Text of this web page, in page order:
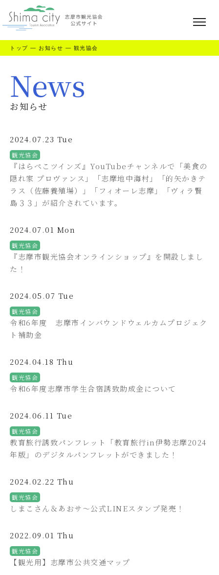
トップ — お知らせ — 観光協会
News
お知らせ
2024.07.23 Tue
観光協会
『はらぺこツインズ』YouTubeチャンネルで「美食の
隠れ家 プロヴァンス」「志摩地中海村」「的矢かきテ
ラス（佐藤養殖場）」「フィオーレ志摩」「ヴィラ賢
島３３」が紹介されています。
2024.07.01 Mon
観光協会
『志摩市観光協会オンラインショップ』を開設しまし
た！
2024.05.07 Tue
観光協会
令和6年度 志摩市インバウンドウェルカムプロジェク
ト補助金
2024.04.18 Thu
観光協会
令和6年度志摩市学生合宿誘致助成金について
2024.06.11 Tue
観光協会
教育旅行誘致パンフレット「教育旅行in伊勢志摩2024
年版」のデジタルパンフレットができました！
2024.02.22 Thu
観光協会
しまこさん＆あおサ～公式LINEスタンプ発売！
2022.09.01 Thu
観光協会
【観光用】志摩市公共交通マップ